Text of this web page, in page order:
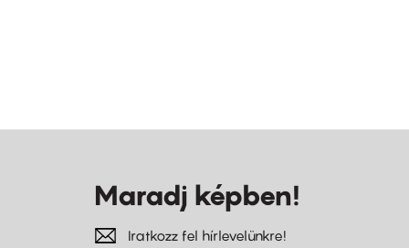
Maradj képben!
Iratkozz fel hírlevelünkre!